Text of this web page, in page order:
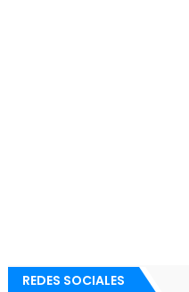
REDES SOCIALES